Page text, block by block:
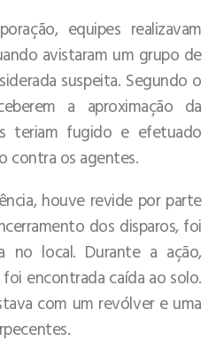
equipes realizavam
avistaram um grupo de
suspeita. Segundo o
a aproximação da
teriam fugido e efetuado
contra os agentes.
houve revide por parte
dos disparos, foi
no local. Durante a ação,
encontrada caída ao solo.
com um revólver e uma